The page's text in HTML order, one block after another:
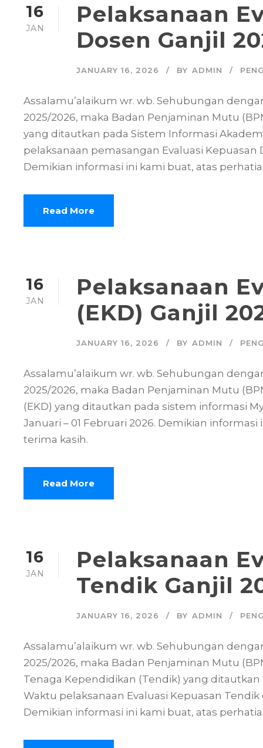
16
JAN
Pelaksanaan
Dosen Ganjil
JANUARY 16, 2026 BY ADMIN
Assalamu’alaikum wr. wb. Sehubungan
2025/2026, maka Badan Penjaminan Mutu
yang ditautkan pada Sistem Informasi
pelaksanaan pemasangan Evaluasi Kepuasan
Demikian informasi ini kami buat, atas
Read More
16
JAN
Pelaksanaan
(EKD) Ganjil
JANUARY 16, 2026 BY ADMIN
Assalamu’alaikum wr. wb. Sehubungan
2025/2026, maka Badan Penjaminan Mutu
(EKD) yang ditautkan pada sistem informasi
Januari – 01 Februari 2026. Demikian
terima kasih.
Read More
16
JAN
Pelaksanaan
Tendik Ganjil
JANUARY 16, 2026 BY ADMIN
Assalamu’alaikum wr. wb. Sehubungan
2025/2026, maka Badan Penjaminan Mutu
Tenaga Kependidikan (Tendik) yang
Waktu pelaksanaan Evaluasi Kepuasan Tendik
Demikian informasi ini kami buat, atas